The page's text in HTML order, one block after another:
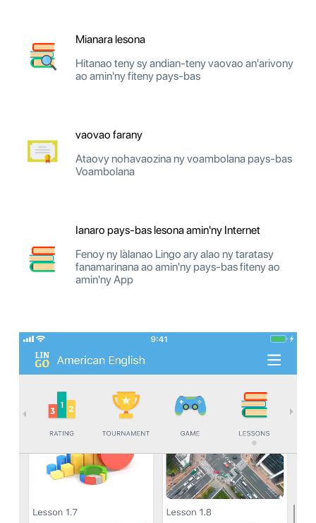
Mianara lesona
Hitanao teny sy andian-teny vaovao an'arivony
ao amin'ny fiteny pays-bas
vaovao farany
Ataovy nohavaozina ny voambolana pays-bas
Voambolana
Ianaro pays-bas lesona amin'ny Internet
Fenoy ny làlanao Lingo ary alao ny taratasy
fanamarinana ao amin'ny pays-bas fiteny ao
amin'ny App